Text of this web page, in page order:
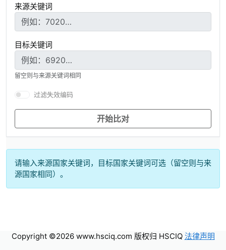
来源关键词
目标关键词
留空则与来源关键词相同
过滤失效编码
开始比对
请输入来源国家关键词，目标国家关键词可选（留空则与来
源国家相同）。
Copyright ©2026 www.hsciq.com 版权归 HSCIQ 法律声明